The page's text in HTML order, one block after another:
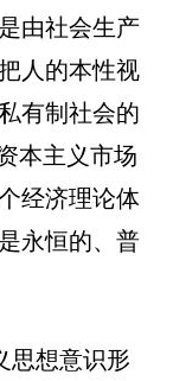
由社会生产
人的本性视
有制社会的
本主义市场
经济理论体
永恒的、普
思想意识形